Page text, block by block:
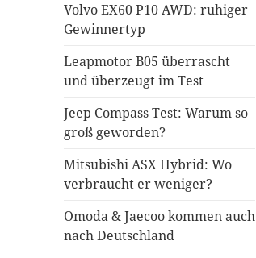
Volvo EX60 P10 AWD: ruhiger
Gewinnertyp
Leapmotor B05 überrascht
und überzeugt im Test
Jeep Compass Test: Warum so
groß geworden?
Mitsubishi ASX Hybrid: Wo
verbraucht er weniger?
Omoda & Jaecoo kommen auch
nach Deutschland